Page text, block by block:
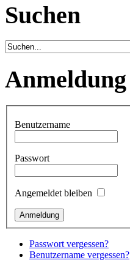
Suchen
Anmeldung
Benutzername
Passwort
Angemeldet bleiben
Passwort vergessen?
Benutzername vergessen?